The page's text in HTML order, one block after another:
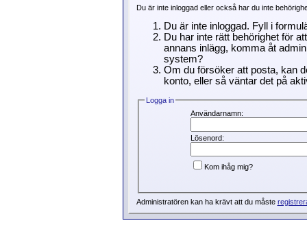
Du är inte inloggad eller också har du inte
Du är inte inloggad. Fyll i
Du har inte rätt behörighet för
annans inlägg, komma åt
system?
Om du försöker att posta, kan
konto, eller så väntar det på
Logga in
Användarnamn:
Lösenord:
Kom ihåg mig?
Administratören kan ha krävt att du måste